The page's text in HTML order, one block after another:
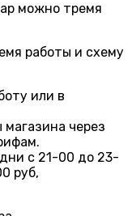
можно тремя
работы и схему
или в
через
с 21-00 до 23-
руб,